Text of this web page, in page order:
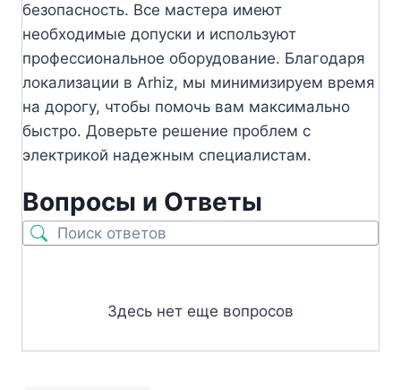
безопасность. Все мастера имеют
необходимые допуски и используют
профессиональное оборудование. Благодаря
локализации в Arhiz, мы минимизируем время
на дорогу, чтобы помочь вам максимально
быстро. Доверьте решение проблем с
электрикой надежным специалистам.
Вопросы и Ответы
Здесь нет еще вопросов